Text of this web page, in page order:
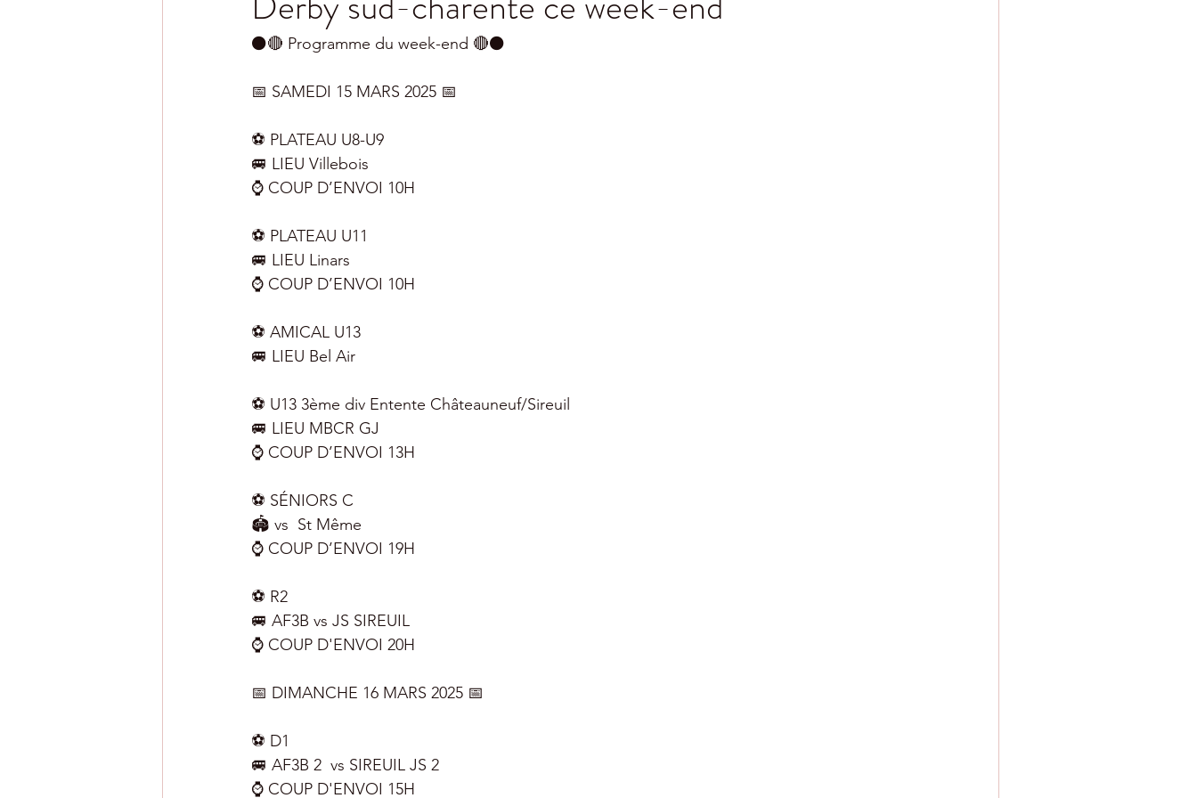
⚫️🔴 Programme du week-end 🔴⚫️
📅 SAMEDI 15 MARS 2025 📅
⚽️ PLATEAU U8-U9
🚐 LIEU Villebois
⌚️ COUP D’ENVOI 10H
⚽️ PLATEAU U11
🚐 LIEU Linars
⌚️ COUP D’ENVOI 10H
⚽️ AMICAL U13
🚐 LIEU Bel Air
⚽️ U13 3ème div Entente Châteauneuf/Sireuil
🚐 LIEU MBCR GJ
⌚️ COUP D’ENVOI 13H
⚽️ SÉNIORS C
🏟️ vs  St Même
⌚️ COUP D’ENVOI 19H
⚽️ R2
🚐 AF3B vs JS SIREUIL
⌚️ COUP D'ENVOI 20H
📅 DIMANCHE 16 MARS 2025 📅
⚽️ D1
🚐 AF3B 2  vs SIREUIL JS 2
⌚️ COUP D'ENVOI 15H